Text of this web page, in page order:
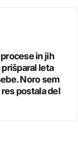
in jih
leta
Noro sem
postala del